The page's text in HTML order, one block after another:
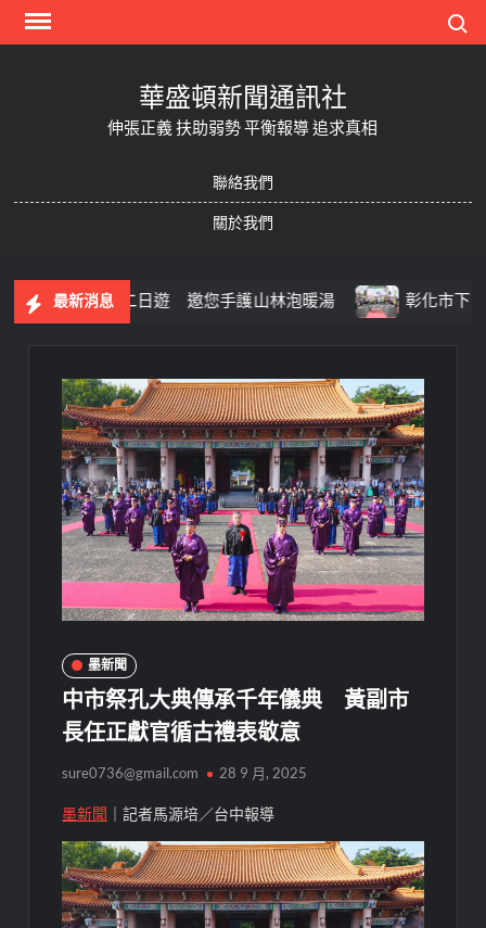
Skip
華盛頓新聞通訊社
伸張正義 扶助弱勢 平衡報導 追求真相
聯絡我們
關於我們
最新消息
步道二日遊 邀您手護山林泡暖湯 彰化市下廍長照
墨新聞
中市祭孔大典傳承千年儀典 黃副市
長任正獻官循古禮表敬意
sure0736@gmail.com 28 9 月, 2025
墨新聞 ｜記者馬源培／台中報導